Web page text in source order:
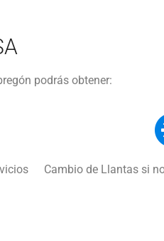
podrás obtener:
Cambio de Llantas si